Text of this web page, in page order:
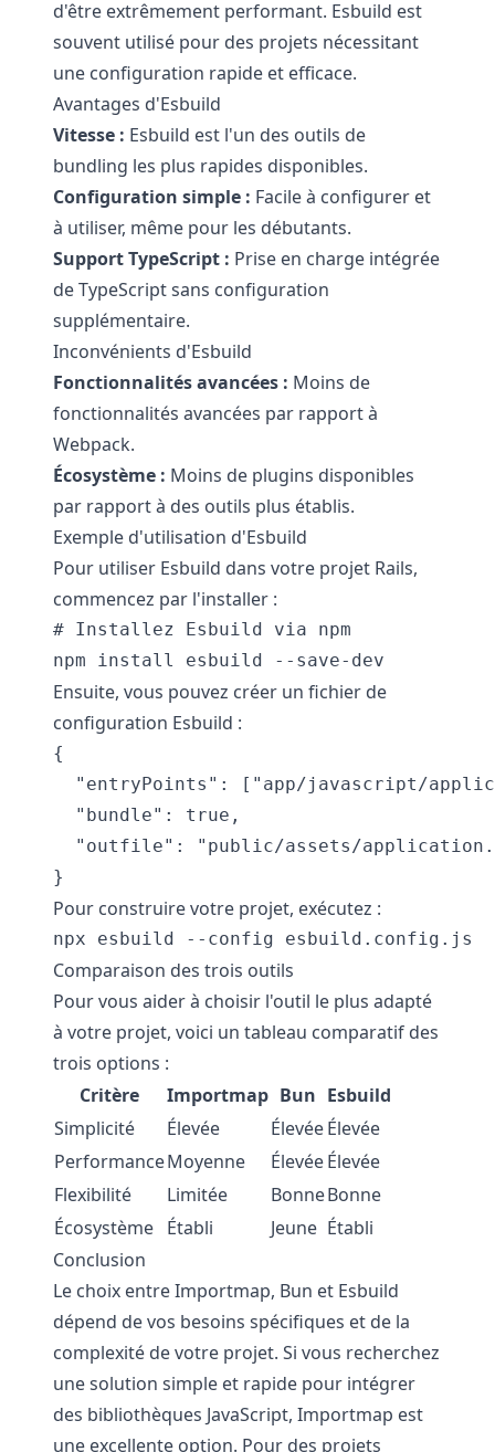
d'être extrêmement performant. Esbuild est
souvent utilisé pour des projets nécessitant
une configuration rapide et efficace.
Avantages d'Esbuild
Vitesse : Esbuild est l'un des outils de
bundling les plus rapides disponibles.
Configuration simple : Facile à configurer et
à utiliser, même pour les débutants.
Support TypeScript : Prise en charge intégrée
de TypeScript sans configuration
supplémentaire.
Inconvénients d'Esbuild
Fonctionnalités avancées : Moins de
fonctionnalités avancées par rapport à
Webpack.
Écosystème : Moins de plugins disponibles
par rapport à des outils plus établis.
Exemple d'utilisation d'Esbuild
Pour utiliser Esbuild dans votre projet Rails,
commencez par l'installer :
# Installez Esbuild via npm
Ensuite, vous pouvez créer un fichier de
configuration Esbuild :
{
"entryPoints": ["app/javascript/
  "bundle": true,
"outfile": "public/assets/
Pour construire votre projet, exécutez :
Comparaison des trois outils
Pour vous aider à choisir l'outil le plus adapté
à votre projet, voici un tableau comparatif des
trois options :
Critère
Importmap Bun Esbuild
Simplicité
Élevée ÉlevéeÉlevée
PerformanceMoyenne ÉlevéeÉlevée
Flexibilité
Limitée BonneBonne
Écosystème Établi Jeune Établi
Conclusion
Le choix entre Importmap, Bun et Esbuild
dépend de vos besoins spécifiques et de la
complexité de votre projet. Si vous recherchez
une solution simple et rapide pour intégrer
des bibliothèques JavaScript, Importmap est
une excellente option. Pour des projets